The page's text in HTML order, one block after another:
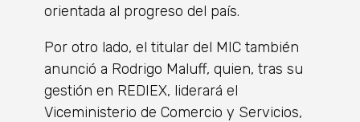
orientada al progreso del país.
Por otro lado, el titular del MIC también
anunció a Rodrigo Maluff, quien, tras su
gestión en REDIEX, liderará el
Viceministerio de Comercio y Servicios,